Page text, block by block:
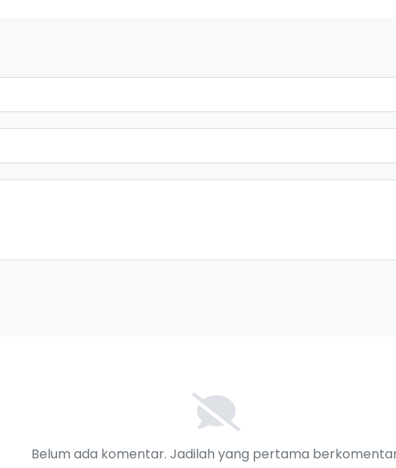
Belum ada komentar. Jadilah yang pertama